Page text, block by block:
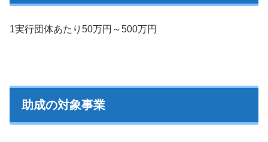
1実行団体あたり50万円～500万円
助成の対象事業